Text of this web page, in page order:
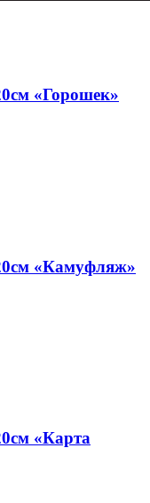
«Горошек»
«Камуфляж»
«Карта